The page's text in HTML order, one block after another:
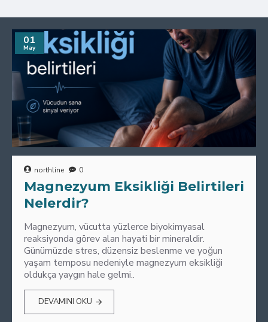
01
May
northline 0
Magnezyum Eksikliği Belirtileri
Nelerdir?
Magnezyum, vücutta yüzlerce biyokimyasal
reaksiyonda görev alan hayati bir mineraldir.
Günümüzde stres, düzensiz beslenme ve yoğun
yaşam temposu nedeniyle magnezyum eksikliği
oldukça yaygın hale gelmi..
DEVAMINI OKU